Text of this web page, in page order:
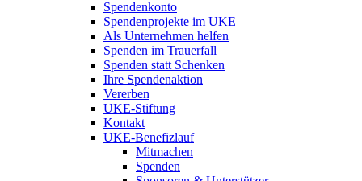
Spendenkonto
Spendenprojekte im UKE
Als Unternehmen helfen
Spenden im Trauerfall
Spenden statt Schenken
Ihre Spendenaktion
Vererben
UKE-Stiftung
Kontakt
UKE-Benefizlauf
Mitmachen
Spenden